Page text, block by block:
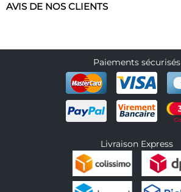
AVIS DE NOS CLIENTS
Paiements sécurisés
Livraison Express